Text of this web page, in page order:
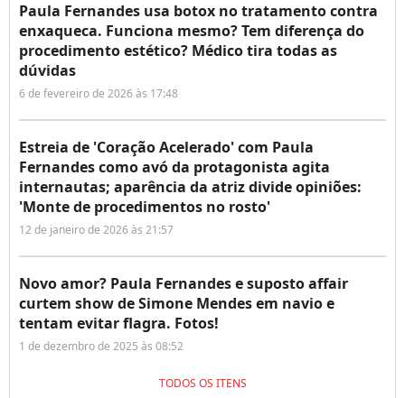
Paula Fernandes usa botox no tratamento contra
enxaqueca. Funciona mesmo? Tem diferença do
procedimento estético? Médico tira todas as
dúvidas
6 de fevereiro de 2026 às 17:48
Estreia de 'Coração Acelerado' com Paula
Fernandes como avó da protagonista agita
internautas; aparência da atriz divide opiniões:
'Monte de procedimentos no rosto'
12 de janeiro de 2026 às 21:57
Novo amor? Paula Fernandes e suposto affair
curtem show de Simone Mendes em navio e
tentam evitar flagra. Fotos!
1 de dezembro de 2025 às 08:52
TODOS OS ITENS